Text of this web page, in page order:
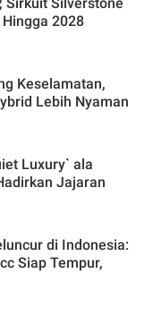
2028
Keselamatan,
Lebih Nyaman
Luxury` ala
Jajaran
di Indonesia:
Siap Tempur,